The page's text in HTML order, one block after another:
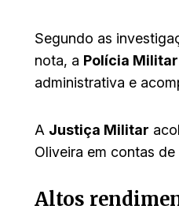
Segundo as
nota, a Polícia Militar
administrativa e
A Justiça Militar
Oliveira em contas
Altos